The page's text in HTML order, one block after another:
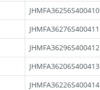
JHMFA36256S400410
JHMFA36276S400411
JHMFA36296S400412
JHMFA36206S400413
JHMFA36226S400414